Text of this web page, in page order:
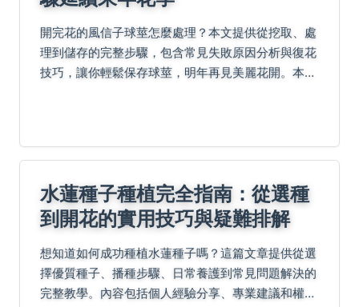
開完花的風信子球莖怎麼處理？本文提供從挖取、處
理到儲存的完整步驟，包含常見失敗原因分析與復花
技巧，讓你輕鬆保存球莖，明年再見美麗花開。本攻
水蓮種子種植完全指南：從選種
到開花的實用技巧與疑難排解
想知道如何成功種植水蓮種子嗎？這篇文章提供從選
擇優質種子、播種步驟、日常養護到常見問題解決的
完整教學。內容包括個人經驗分享、專業建議和權威